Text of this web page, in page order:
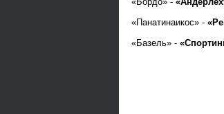
«Панатинаикос» -
«Базель» -